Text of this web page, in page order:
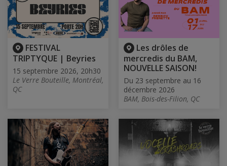
FESTIVAL
TRIPTYQUE | Beyries
15 septembre 2026, 20h30
Le Verre Bouteille, Montréal,
QC
Les drôles de
mercredis du BAM,
NOUVELLE SAISON!
Du 23 septembre au 16
décembre 2026
BAM, Bois-des-Filion, QC